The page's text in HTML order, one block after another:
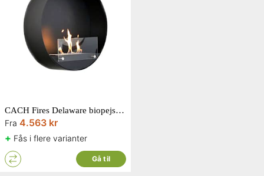
CACH Fires Delaware biopejs rund væghængt Ø60 x D20 cm
Fra 4.563 kr
+ Fås i flere varianter
Gå til